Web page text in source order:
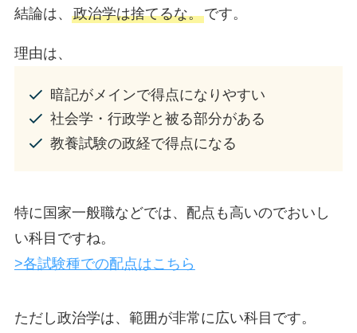
結論は、 政治学は捨てるな。です。
理由は、
暗記がメインで得点になりやすい
社会学・行政学と被る部分がある
教養試験の政経で得点になる
特に国家一般職などでは、配点も高いのでおいし
い科目ですね。
>各試験種での配点はこちら
ただし政治学は、範囲が非常に広い科目です。